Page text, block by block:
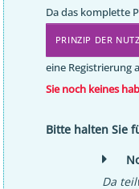
Da das komplette
PRINZIP DER
eine Registrierung
Sie noch keines
Bitte halten Sie
Da